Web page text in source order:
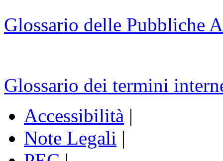
Glossario delle Pubbliche
Glossario dei termini
Accessibilità |
Note Legali |